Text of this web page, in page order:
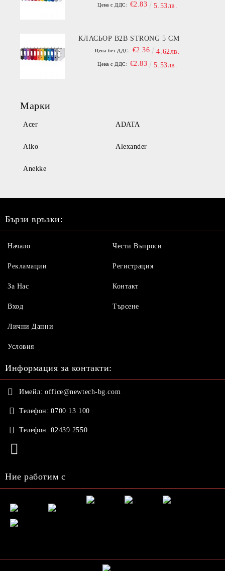
Цена с ДДС: €2.83 5.53лв.
КЛАСЬОР B2B STRONG 5 СМ
Цена без ДДС: €2.36 4.62лв.
Цена с ДДС: €2.83 5.53лв.
Марки
Acer ADATA
Aiko Alexander
Anekke
Бързи връзки:
Начало
Рекламации
За Нас
Вход
Чести Въпроси
Регистрация
Контакт
Търсене
Лични Данни
Условия
Информация за контакти:
Имейл: office@newtech-bg.com
Телефон: 0700 13 100
Телефон: 02439 2550
Ние работим с